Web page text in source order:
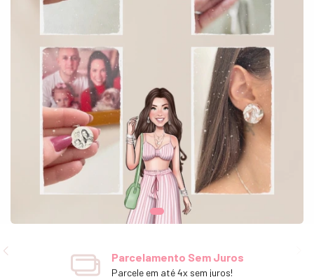
sem burocracias!